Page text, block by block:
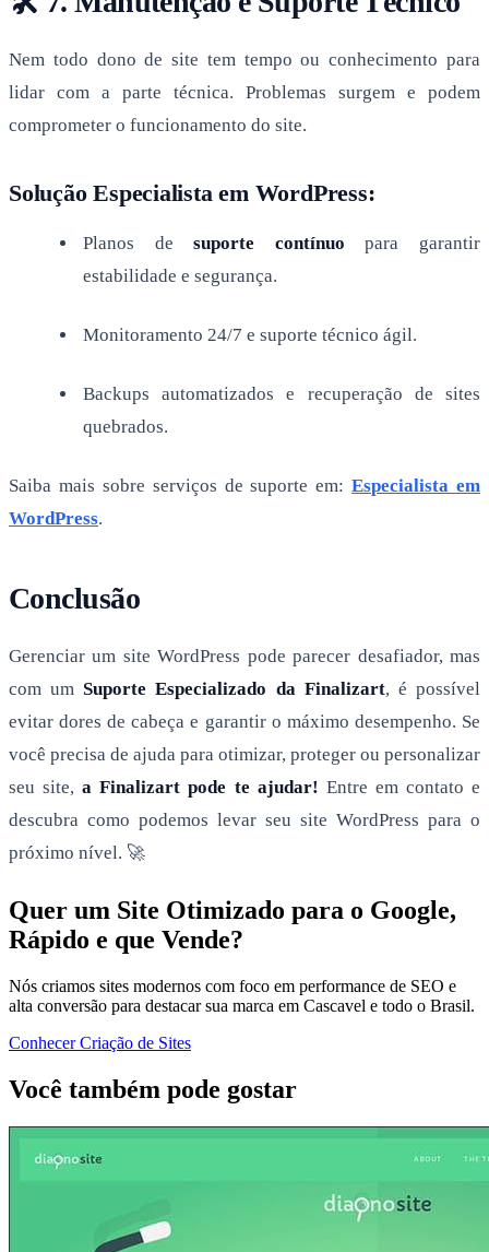
Nem todo dono de site tem tempo ou conhecimento para
lidar com a parte técnica. Problemas surgem e podem
comprometer o funcionamento do site.
Solução Especialista em WordPress:
Planos desuporte contínuo para garantir
estabilidade e segurança.
Monitoramento 24/7 e suporte técnico ágil.
Backups automatizados e recuperação de sites
quebrados.
Saiba mais sobre serviços de suporte em:Especialista em
WordPress.
Conclusão
Gerenciar um site WordPress pode parecer desafiador, mas
com um Suporte Especializado da Finalizart, é possível
evitar dores de cabeça e garantir o máximo desempenho. Se
você precisa de ajuda para otimizar, proteger ou personalizar
seu site,a Finalizart pode te ajudar! Entre em contato e
descubra como podemos levar seu site WordPress para o
próximo nível. 🚀
Quer um Site Otimizado para o Google,
Rápido e que Vende?
Nós criamos sites modernos com foco em performance de SEO e
alta conversão para destacar sua marca em Cascavel e todo o Brasil.
Conhecer Criação de Sites
Você também pode gostar